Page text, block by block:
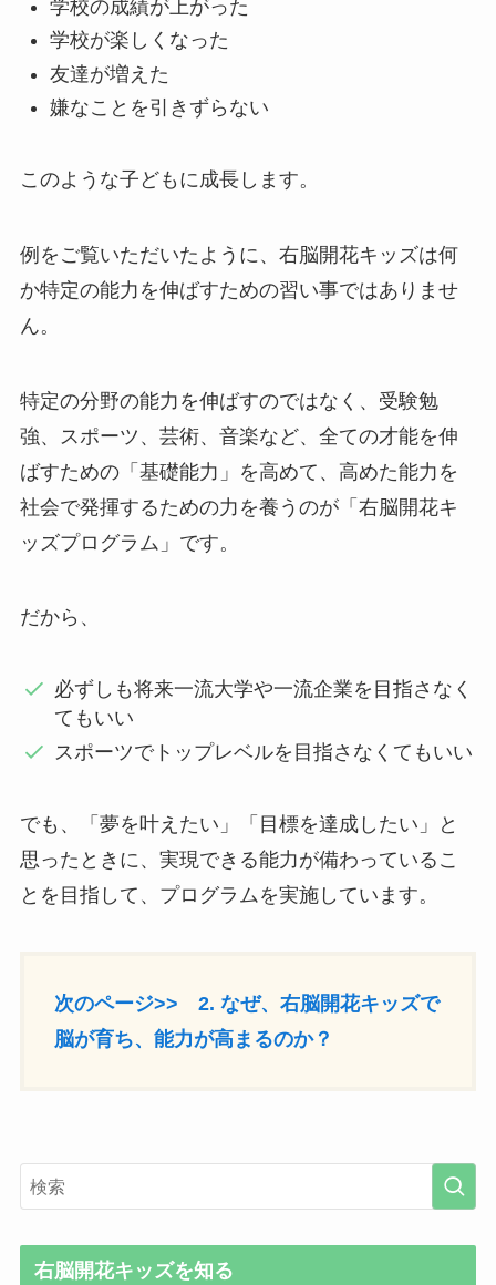
学校の成績が上がった
学校が楽しくなった
友達が増えた
嫌なことを引きずらない
このような子どもに成長します。
例をご覧いただいたように、右脳開花キッズは何
か特定の能力を伸ばすための習い事ではありませ
ん。
特定の分野の能力を伸ばすのではなく、受験勉
強、スポーツ、芸術、音楽など、全ての才能を伸
ばすための「基礎能力」を高めて、高めた能力を
社会で発揮するための力を養うのが「右脳開花キ
ッズプログラム」です。
だから、
必ずしも将来一流大学や一流企業を目指さなく
てもいい
スポーツでトップレベルを目指さなくてもいい
でも、「夢を叶えたい」「目標を達成したい」と
思ったときに、実現できる能力が備わっているこ
とを目指して、プログラムを実施しています。
次のページ>> 2. なぜ、右脳開花キッズで
脳が育ち、能力が高まるのか？
右脳開花キッズを知る